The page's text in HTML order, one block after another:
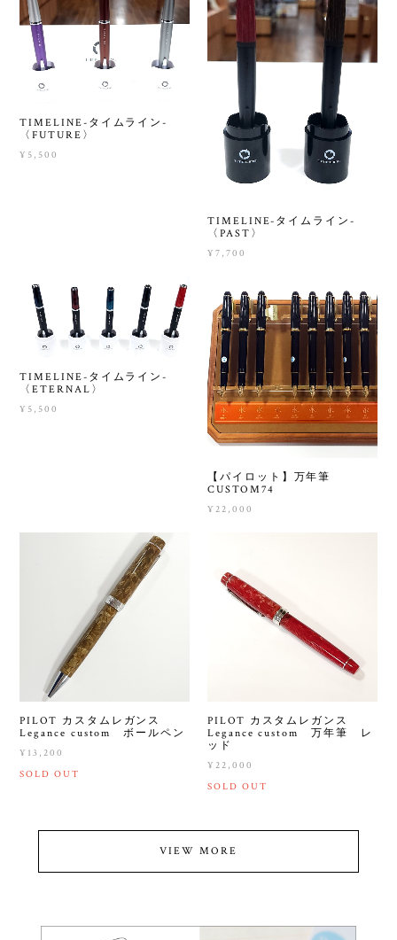
TIMELINE-タイムライン-
〈FUTURE〉
¥5,500
TIMELINE-タイムライン-
〈PAST〉
¥7,700
TIMELINE-タイムライン-
〈ETERNAL〉
¥5,500
【パイロット】万年筆
CUSTOM74
¥22,000
PILOT カスタムレガンス
Legance custom ボールペン
¥13,200
SOLD OUT
PILOT カスタムレガンス
Legance custom 万年筆 レ
ッド
¥22,000
SOLD OUT
VIEW MORE